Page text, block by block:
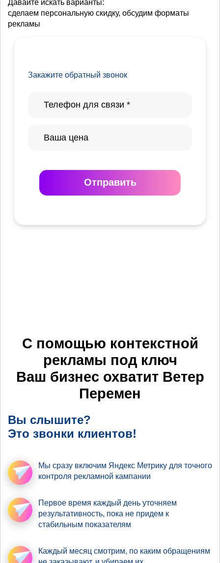
Давайте искать варианты:
сделаем персональную скидку, обсудим форматы
рекламы
Закажите обратный звонок
Отправить
С помощью контекстной
рекламы под ключ
Ваш бизнес охватит Ветер
Перемен
Вы слышите?
Это звонки клиентов!
Мы сразу включим Яндекс Метрику для точного
контроля рекламной кампании
Первое время каждый день уточняем
результативность, пока не придем к
стабильным показателям
Каждый месяц смотрим, по каким обращениям